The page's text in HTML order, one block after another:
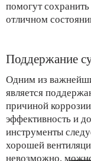
помогут
отличном
Поддержание
Одним из
является
причиной
эффективность и
инструменты
хорошей
невозможно, можно